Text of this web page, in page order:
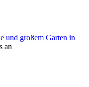
und großem Garten in
an